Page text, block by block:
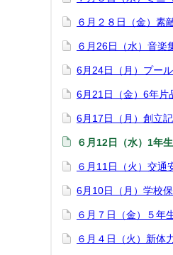
６月２８日（金）素
６月26日（水）音楽
6月24日（月）プー
6月21日（金）6年片
6月17日（月）創立
６月12日（水）1年
６月11日（火）交通
6月10日（月）学校
６月７日（金）５年
６月４日（火）新体